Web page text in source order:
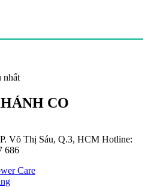
nhất
CO
Võ Thị Sáu, Q.3, HCM Hotline:
686
Care